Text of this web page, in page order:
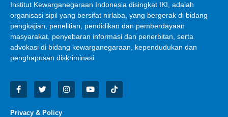
Institut Kewarganegaraan Indonesia disingkat IKI, adalah
organisasi sipil yang bersifat nirlaba, yang bergerak di bidang
pengkajian, penelitian, pendidikan dan pemberdayaan
masyarakat, penyebaran informasi dan penerbitan, serta
advokasi di bidang kewarganegaraan, kependudukan dan
penghapusan diskriminasi
Privacy & Policy